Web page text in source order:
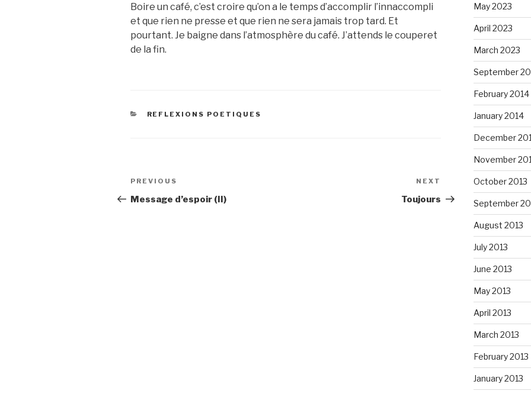
Boire un café, c’est croire qu’on a le temps d’accomplir l’innaccompli
et que rien ne presse et que rien ne sera jamais trop tard. Et
pourtant. Je baigne dans l’atmosphère du café. J’attends le couperet
de la fin.
CATEGORIES
REFLEXIONS POETIQUES
Post
navigation
Previous
Post
PREVIOUS
Message d’espoir (II)
Post
NEXT
Toujours
May 2023
April 2023
March 2023
September
February 2014
January 2014
December
November
October 2013
September
August 2013
July 2013
June 2013
May 2013
April 2013
March 2013
February 2013
January 2013